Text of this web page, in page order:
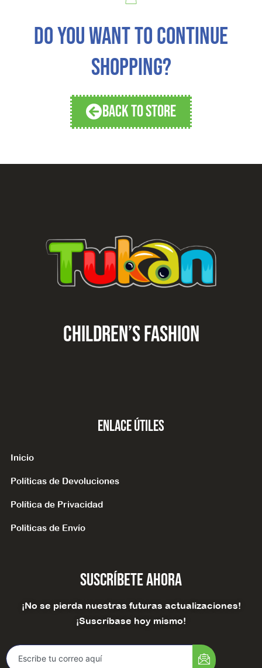
DO YOU WANT TO CONTINUE
SHOPPING?
BACK TO STORE
CHILDREN’S fashion
Enlace Útiles
Inicio
Políticas de Devoluciones
Política de Privacidad
Politicas de Envío
Suscríbete Ahora
¡No se pierda nuestras futuras actualizaciones!
¡Suscríbase hoy mismo!